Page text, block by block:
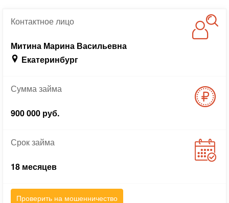
Контактноелицо
Митина Марина Васильевна
Екатеринбург
Суммазайма
900 000 руб.
Срокзайма
18 месяцев
Проверить на мошенничество